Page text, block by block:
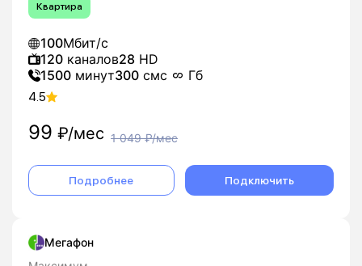
Квартира
100Мбит/с
120 каналов28 HD
1500 минут300 смс Гб
4.5
99 ₽/мес 1 049₽/мес
Подробнее Подключить
Мегафон